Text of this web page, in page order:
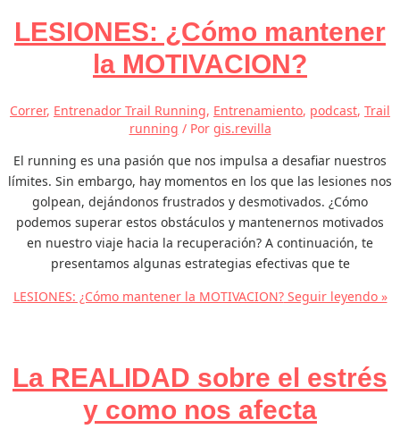
LESIONES: ¿Cómo mantener
la MOTIVACION?
Correr, Entrenador Trail Running, Entrenamiento, podcast, Trail
running / Por gis.revilla
El running es una pasión que nos impulsa a desafiar nuestros
límites. Sin embargo, hay momentos en los que las lesiones nos
golpean, dejándonos frustrados y desmotivados. ¿Cómo
podemos superar estos obstáculos y mantenernos motivados
en nuestro viaje hacia la recuperación? A continuación, te
presentamos algunas estrategias efectivas que te
LESIONES: ¿Cómo mantener la MOTIVACION?Seguir leyendo »
La REALIDAD sobre el estrés
y como nos afecta